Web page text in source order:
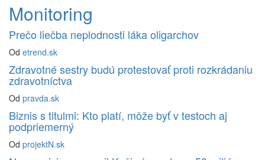
Monitoring
Prečo liečba neplodnosti láka oligarchov
Od etrend.sk
Zdravotné sestry budú protestovať proti rozkrádaniu
zdravotníctva
Od pravda.sk
Biznis s titulmi: Kto platí, môže byť v testoch aj
podpriemerný
Od projektN.sk